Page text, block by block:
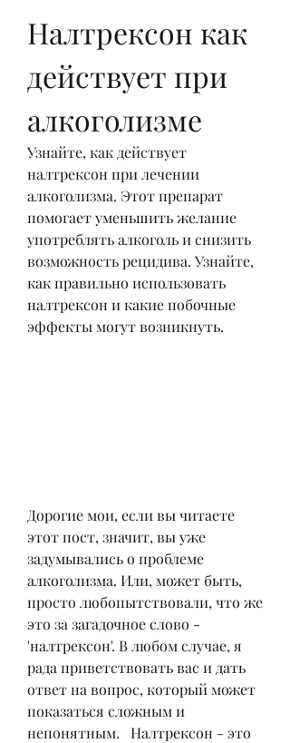
Налтрексон как
действует при
алкоголизме
Узнайте, как действует
налтрексон при лечении
алкоголизма. Этот препарат
помогает уменьшить желание
употреблять алкоголь и снизить
возможность рецидива. Узнайте,
как правильно использовать
налтрексон и какие побочные
эффекты могут возникнуть.
Дорогие мои, если вы читаете
этот пост, значит, вы уже
задумывались о проблеме
алкоголизма. Или, может быть,
просто любопытствовали, что же
это за загадочное слово -
'налтрексон'. В любом случае, я
рада приветствовать вас и дать
ответ на вопрос, который может
показаться сложным и
непонятным.   Налтрексон - это